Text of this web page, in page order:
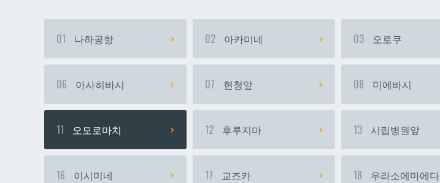
01 나하공항 02 아카미네 03 오로쿠
06 아사히바시 07 현청앞 08 미에바시
11 오모로마치 12 후루지마 13 시립병원앞
16 이시미네 17 교즈카 18 우라소에마에다